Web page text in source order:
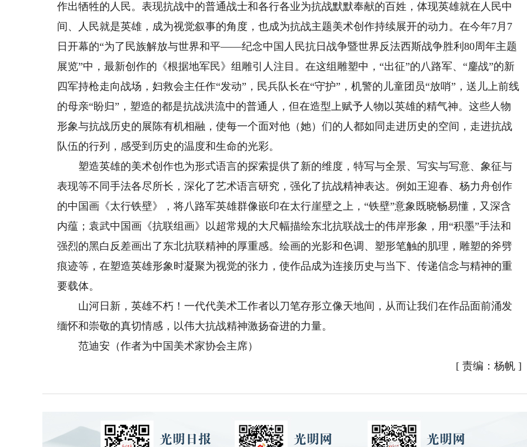
作出牺牲的人民。表现抗战中的普通战士和各行各业为抗战默默奉献的百姓，体现英雄就在人民中
间、人民就是英雄，成为视觉叙事的角度，也成为抗战主题美术创作持续展开的动力。在今年7月7
日开幕的“为了民族解放与世界和平——纪念中国人民抗日战争暨世界反法西斯战争胜利80周年主题
展览”中，最新创作的《根据地军民》组雕引人注目。在这组雕塑中，“出征”的八路军、“鏖战”的新
四军持枪走向战场，妇救会主任作“发动”，民兵队长在“守护”，机警的儿童团员“放哨”，送儿上前线
的母亲“盼归”，塑造的都是抗战洪流中的普通人，但在造型上赋予人物以英雄的精气神。这些人物
形象与抗战历史的展陈有机相融，使每一个面对他（她）们的人都如同走进历史的空间，走进抗战
队伍的行列，感受到历史的温度和生命的光彩。
塑造英雄的美术创作也为形式语言的探索提供了新的维度，特写与全景、写实与写意、象征与
表现等不同手法各尽所长，深化了艺术语言研究，强化了抗战精神表达。例如王迎春、杨力舟创作
的中国画《太行铁壁》，将八路军英雄群像嵌印在太行崖壁之上，“铁壁”意象既晓畅易懂，又深含
内蕴；袁武中国画《抗联组画》以超常规的大尺幅描绘东北抗联战士的伟岸形象，用“积墨”手法和
强烈的黑白反差画出了东北抗联精神的厚重感。绘画的光影和色调、塑形笔触的肌理，雕塑的斧劈
痕迹等，在塑造英雄形象时凝聚为视觉的张力，使作品成为连接历史与当下、传递信念与精神的重
要载体。
山河日新，英雄不朽！一代代美术工作者以刀笔存形立像天地间，从而让我们在作品面前涌发
缅怀和崇敬的真切情感，以伟大抗战精神激扬奋进的力量。
范迪安（作者为中国美术家协会主席）
[ 责编：杨帆 ]